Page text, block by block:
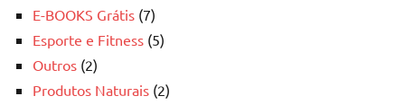
E-BOOKS Grátis (7)
Esporte e Fitness (5)
Outros (2)
Produtos Naturais (2)